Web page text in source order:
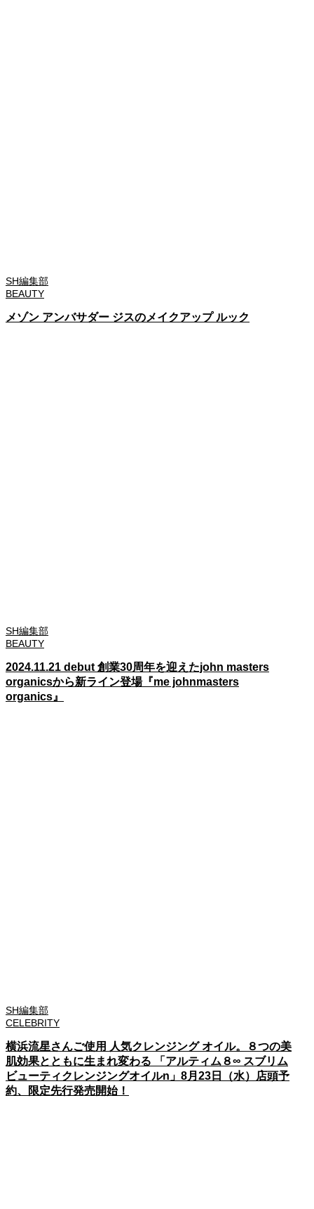
SH編集部
BEAUTY
メゾン アンバサダー ジスのメイクアップ ルック
SH編集部
BEAUTY
2024.11.21 debut 創業30周年を迎えたjohn masters
organicsから新ライン登場『me johnmasters
organics』
SH編集部
CELEBRITY
横浜流星さんご使用 人気クレンジング オイル。８つの美
肌効果とともに生まれ変わる 「アルティム８∞ スブリム
ビューティクレンジングオイルn」8月23日（水）店頭予
約、限定先行発売開始！